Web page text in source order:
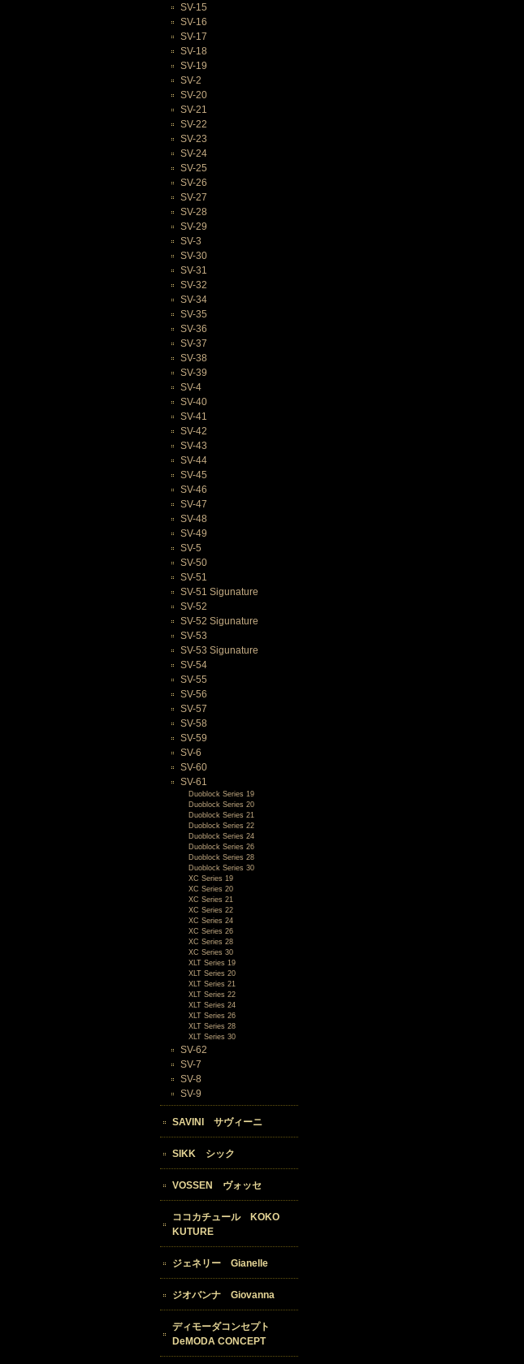
SV-15
SV-16
SV-17
SV-18
SV-19
SV-2
SV-20
SV-21
SV-22
SV-23
SV-24
SV-25
SV-26
SV-27
SV-28
SV-29
SV-3
SV-30
SV-31
SV-32
SV-34
SV-35
SV-36
SV-37
SV-38
SV-39
SV-4
SV-40
SV-41
SV-42
SV-43
SV-44
SV-45
SV-46
SV-47
SV-48
SV-49
SV-5
SV-50
SV-51
SV-51 Sigunature
SV-52
SV-52 Sigunature
SV-53
SV-53 Sigunature
SV-54
SV-55
SV-56
SV-57
SV-58
SV-59
SV-6
SV-60
SV-61
Duoblock Series 19
Duoblock Series 20
Duoblock Series 21
Duoblock Series 22
Duoblock Series 24
Duoblock Series 26
Duoblock Series 28
Duoblock Series 30
XC Series 19
XC Series 20
XC Series 21
XC Series 22
XC Series 24
XC Series 26
XC Series 28
XC Series 30
XLT Series 19
XLT Series 20
XLT Series 21
XLT Series 22
XLT Series 24
XLT Series 26
XLT Series 28
XLT Series 30
SV-62
SV-7
SV-8
SV-9
SAVINI サヴィーニ
SIKK シック
VOSSEN ヴォッセ
ココカチュール KOKO
KUTURE
ジェネリー Gianelle
ジオバンナ Giovanna
ディモーダコンセプト
DeMODA CONCEPT